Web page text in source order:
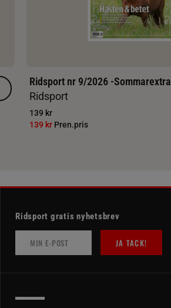
Ridsport nr 9/2026 -Sommarextra
Ridsport
139 kr
139 kr Pren.pris
Ridsport gratis nyhetsbrev
JA TACK!